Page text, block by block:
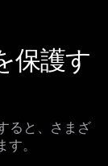
保護す
ると、さまざ
。